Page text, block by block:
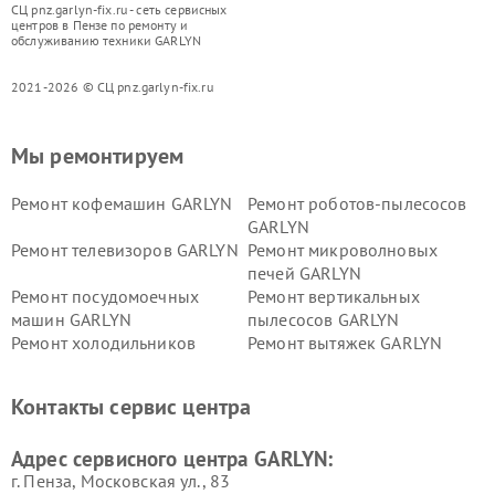
СЦ pnz.garlyn-fix.ru - сеть сервисных
центров в Пензе по ремонту и
обслуживанию техники GARLYN
2021-2026 © СЦ pnz.garlyn-fix.ru
Мы ремонтируем
Ремонт кофемашин GARLYN
Ремонт роботов-пылесосов
GARLYN
Ремонт телевизоров GARLYN Ремонт микроволновых
печей GARLYN
Ремонт посудомоечных
машин GARLYN
Ремонт вертикальных
пылесосов GARLYN
Ремонт холодильников
Ремонт вытяжек GARLYN
стеклоочистителей GARLYN
GARLYN
GARLYN
Контакты сервис центра
Адрес сервисного центра GARLYN:
г. Пенза, Московская ул., 83